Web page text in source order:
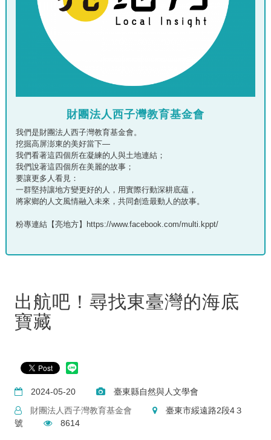
財團法人西子灣教育基金會
我們是財團法人西子灣教育基金會。
挖掘高屏澎東的美好當下—
我們看著這四個所在凝練的人與土地連結；
我們說著這四個所在美麗的故事；
要讓更多人看見：
一群堅持讓地方變更好的人，用實際行動深耕底蘊，
將家鄉的人文風情融入未來，共同創造最動人的故事。
粉專連結【亮地方】https://www.facebook.com/multi.kppt/
出航吧！尋找東臺灣的海底
寶藏
2024-05-20
臺東縣自然與人文學會
財團法人西子灣教育基金會
臺東市綏遠路2段4３
號
8614